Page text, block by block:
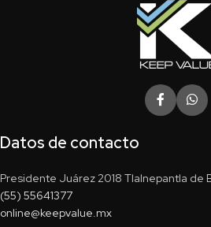
Datos de contacto
Presidente Juárez 2018 Tlalnepantla de
(55) 55641377
online@keepvalue.mx